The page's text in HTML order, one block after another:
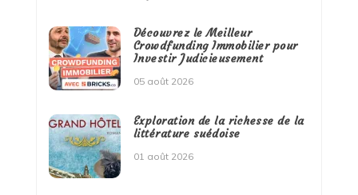
Découvrez le Meilleur
Crowdfunding Immobilier pour
Investir Judicieusement
05 août 2026
Exploration de la richesse de la
littérature suédoise
01 août 2026